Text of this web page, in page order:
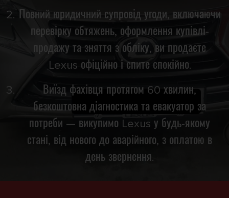
Повний юридичний супровід угоди, включаючи
перевірку обтяжень, оформлення купівлі-
продажу та зняття з обліку, ви продаєте
Lexus офіційно і спите спокійно.
Виїзд фахівця протягом 60 хвилин,
безкоштовна діагностика та евакуатор за
потреби — викупимо Lexus у будь-якому
стані, від нового до аварійного, з оплатою в
день звернення.